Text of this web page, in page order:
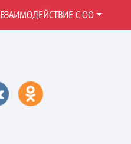
ВЗАИМОДЕЙСТВИЕ С ОО